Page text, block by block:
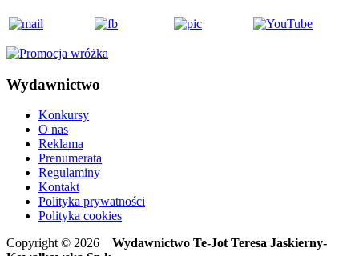
Wydawnictwo
Konkursy
O nas
Reklama
Prenumerata
Regulaminy
Kontakt
Polityka prywatności
Polityka cookies
Copyright © 2026 Wydawnictwo Te-Jot Teresa Jaskierny-